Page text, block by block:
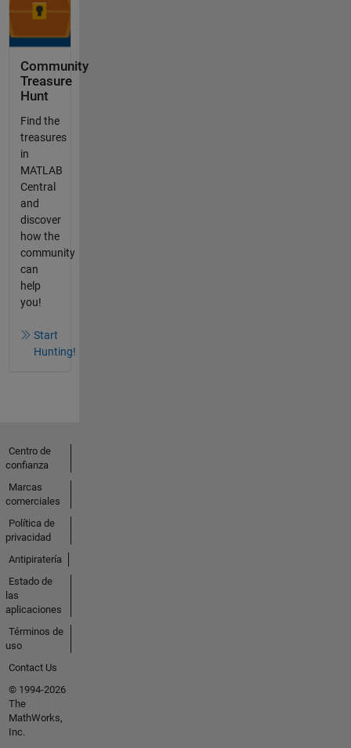
Community
Treasure
Hunt
Find the
treasures
in
MATLAB
Central
and
discover
how the
community
can
help
you!
Start
Hunting!
Centro de
confianza
Marcas
comerciales
Política de
privacidad
Antipiratería
Estado de
las
aplicaciones
Términos de
uso
Contact Us
© 1994-2026
The
MathWorks,
Inc.